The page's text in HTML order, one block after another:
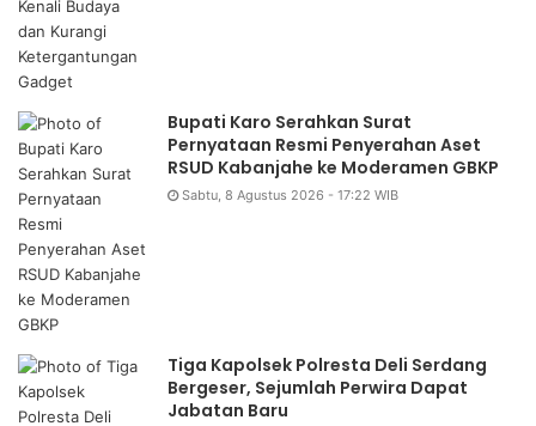
Bupati Karo Serahkan Surat
Pernyataan Resmi Penyerahan Aset
RSUD Kabanjahe ke Moderamen GBKP
Sabtu, 8 Agustus 2026 - 17:22 WIB
Tiga Kapolsek Polresta Deli Serdang
Bergeser, Sejumlah Perwira Dapat
Jabatan Baru